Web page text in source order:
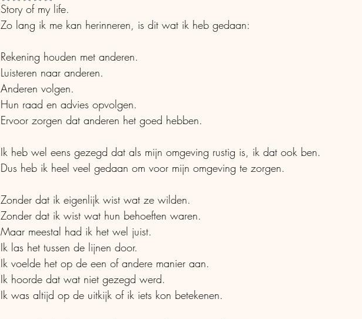
Story of my life.
Zo lang ik me kan herinneren, is dit wat ik heb gedaan:
Rekening houden met anderen.
Luisteren naar anderen.
Anderen volgen.
Hun raad en advies opvolgen.
Ervoor zorgen dat anderen het goed hebben.
Ik heb wel eens gezegd dat als mijn omgeving rustig is, ik dat ook ben.
Dus heb ik heel veel gedaan om voor mijn omgeving te zorgen.
Zonder dat ik eigenlijk wist wat ze wilden.
Zonder dat ik wist wat hun behoeften waren.
Maar meestal had ik het wel juist.
Ik las het tussen de lijnen door.
Ik voelde het op de een of andere manier aan.
Ik hoorde dat wat niet gezegd werd.
Ik was altijd op de uitkijk of ik iets kon betekenen.